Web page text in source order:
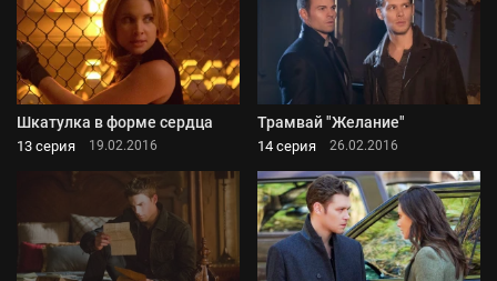
Шкатулка в форме сердца
13 серия 19.02.2016
Трамвай "Желание"
14 серия 26.02.2016